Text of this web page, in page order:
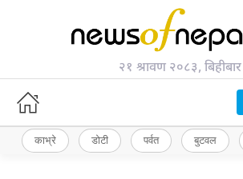
२१ श्रावण २०८३, बिहीबार
काभ्रे डोटी पर्वत बुटवल